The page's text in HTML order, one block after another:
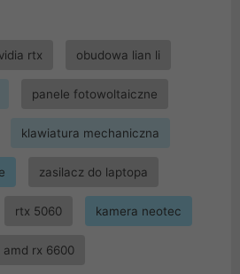
rtx obudowa lian li
panele fotowoltaiczne
klawiatura mechaniczna
zasilacz do laptopa
rtx 5060 kamera neotec
amd rx 6600